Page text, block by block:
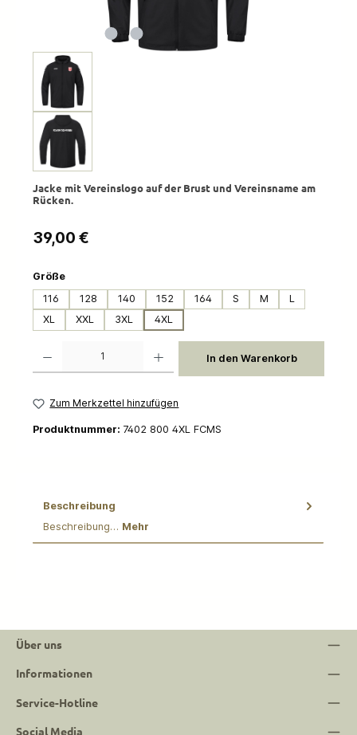
Jacke mit Vereinslogo auf der Brust und Vereinsname am
Rücken.
Regulärer Preis:
39,00 €
Größeauswählen
116
128 140 152 164 S M
L
XL
XXL 3XL 4XL
In den Warenkorb
Zum Merkzettel hinzufügen
Produktnummer: 7402 800 4XL FCMS
Beschreibung
Beschreibung… Mehr
Über uns
Informationen
Service-Hotline
Social Media